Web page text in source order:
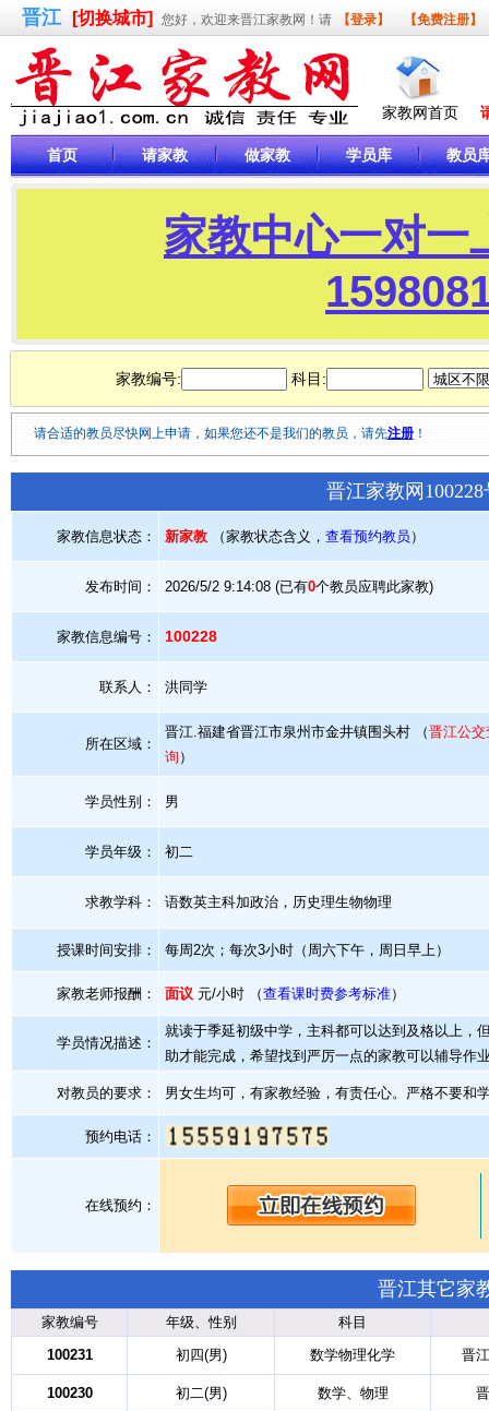
晋江 [切换城市] 您好，欢迎来晋江家教网！请 【登录】 【免费注册】
家教网首页
首页 请家教 做家教 学员库 教员
家教中心一对一
家教编号: 科目:
请合适的教员尽快网上申请，如果您还不是我们的教员，请先注册！
晋江家教网
家教信息状态： 新家教 （家教状态含义 ， 查看预约教员 ）
发布时间： 2026/5/2 9:14:08 (已有0个教员应聘此家教)
家教信息编号： 100228
联系人： 洪同学
所在区域：
晋江.福建省晋江市泉州市金井镇围头村 （晋江公交
询 ）
学员性别： 男
学员年级： 初二
求教学科： 语数英主科加政治，历史理生物物理
授课时间安排： 每周2次；每次3小时（周六下午，周日早上）
家教老师报酬： 面议 元/小时 （查看课时费参考标准）
学员情况描述：
就读于季延初级中学，主科都可以达到及格以上，
助才能完成，希望找到严厉一点的家教可以辅导作
对教员的要求： 男女生均可，有家教经验，有责任心。严格不要和
预约电话：
在线预约：
晋江其它家
家教编号 年级、性别
科目
100231
初四(男) 数学物理化学 晋
100230 初二(男) 数学、物理